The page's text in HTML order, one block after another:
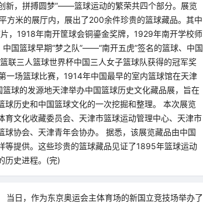
新，拼搏圆梦”——篮球运动的繁荣共四个部分。展览
方米的展厅内，展出了200余件珍贵的篮球藏品。其中
，1918年南开筐球会铜鎏金奖牌，1929年南开学校师
国篮球早期“梦之队”——“南开五虎”签名的篮球、中国
三人篮球世界杯中国三人女子篮球队获得的冠军奖
场篮球比赛，1914年中国最早的室内篮球馆在天津
球的发源地天津举办中国篮球历史文化藏品展，旨在
历史和中国篮球文化的一次挖掘和整理。 本次展览
文化收藏委员会、天津市篮球运动管理中心、天津市
协会、天津青年会协办。 据悉，该展览藏品由中国
提供。这些珍贵的篮球藏品见证了1895年篮球运动
历史进程。(完)
日，作为东京奥运会主体育场的新国立竞技场举办了